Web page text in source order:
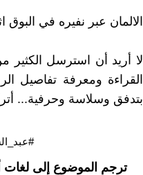
الالمان عبر نفيره في البوق
لا أريد أن استرسل الكثير
القراءة ومعرفة تفاصيل
بتدفق وسلاسة وحرفية...
ترجم الموضوع إلى